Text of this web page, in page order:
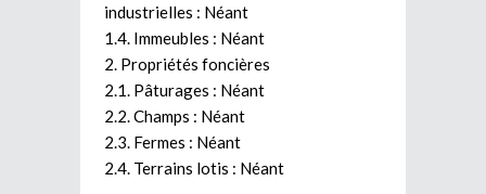
industrielles : Néant
1.4. Immeubles : Néant
2. Propriétés foncières
2.1. Pâturages : Néant
2.2. Champs : Néant
2.3. Fermes : Néant
2.4. Terrains lotis : Néant